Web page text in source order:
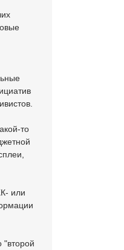
то
или
"второй